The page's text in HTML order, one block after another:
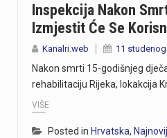
Inspekcija Nakon
Izmjestit Će Se
Kanalri.web 11
Nakon smrti 15-godišnjeg
rehabilitaciju Rijeka, lokakcija
VIŠE
Posted in Hrvatska,